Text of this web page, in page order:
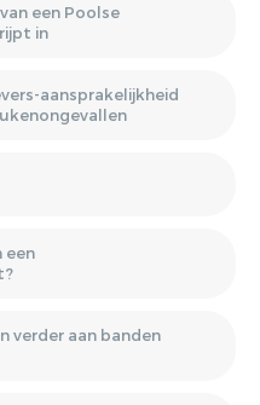
een Poolse
in
aansprakelijkheid
een
verder aan banden